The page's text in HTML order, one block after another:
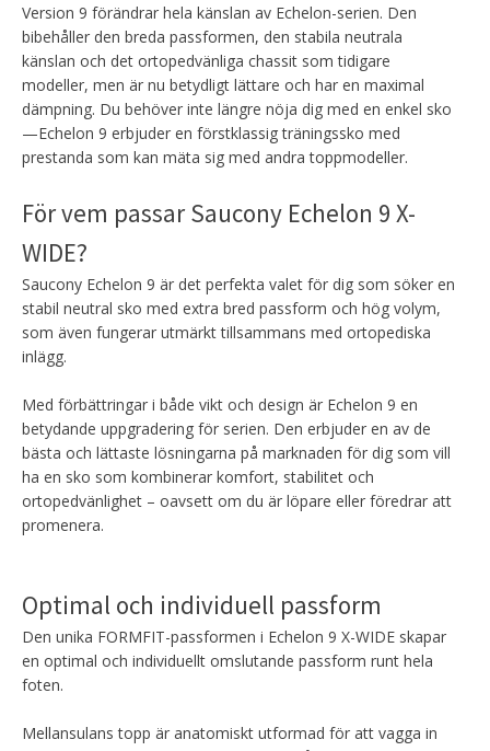
Version 9 förändrar hela känslan av Echelon-serien. Den
bibehåller den breda passformen, den stabila neutrala
känslan och det ortopedvänliga chassit som tidigare
modeller, men är nu betydligt lättare och har en maximal
dämpning. Du behöver inte längre nöja dig med en enkel sko
—Echelon 9 erbjuder en förstklassig träningssko med
prestanda som kan mäta sig med andra toppmodeller.
För vem passar Saucony Echelon 9 X-
WIDE?
Saucony Echelon 9 är det perfekta valet för dig som söker en
stabil neutral sko med extra bred passform och hög volym,
som även fungerar utmärkt tillsammans med ortopediska
inlägg.
Med förbättringar i både vikt och design är Echelon 9 en
betydande uppgradering för serien. Den erbjuder en av de
bästa och lättaste lösningarna på marknaden för dig som vill
ha en sko som kombinerar komfort, stabilitet och
ortopedvänlighet – oavsett om du är löpare eller föredrar att
promenera.
Optimal och individuell passform
Den unika FORMFIT-passformen i Echelon 9 X-WIDE skapar
en optimal och individuellt omslutande passform runt hela
foten.
Mellansulans topp är anatomiskt utformad för att vagga in